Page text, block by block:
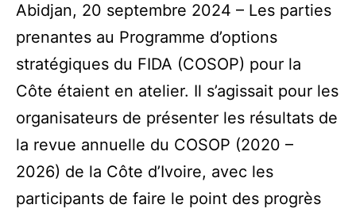
Abidjan, 20 septembre 2024 – Les parties
prenantes au Programme d’options
stratégiques du FIDA (COSOP) pour la
Côte étaient en atelier. Il s’agissait pour les
organisateurs de présenter les résultats de
la revue annuelle du COSOP (2020 –
2026) de la Côte d’Ivoire, avec les
participants de faire le point des progrès